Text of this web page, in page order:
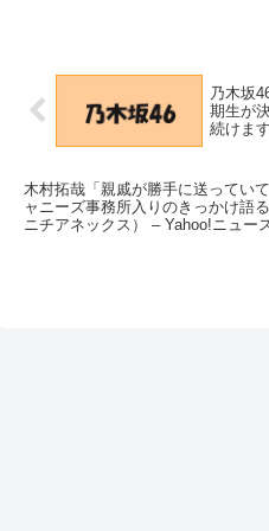
乃木坂
期生が
続けま
木村拓哉「親戚が勝手に送ってい
ャニーズ事務所入りのきっかけ語
ニチアネックス） – Yahoo!ニュー